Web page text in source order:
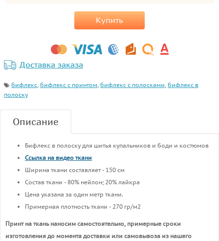
Купить
Доставка заказа
бифлекс, бифлекс с принтом, бифлекс с полосками, бифлекс в
полоску
Описание
Бифлекс в полоску для шитья купальников и боди и костюмов
Ссылка на видео ткани
Ширина ткани составляет - 150 см
Состав ткани - 80% нейлон; 20% лайкра
Цена указана за один метр ткани.
Примерная плотность ткани - 270 гр/м2
Принт на ткань наносим самостоятельно, примерные сроки
изготовления до момента доставки или самовывоза из нашего